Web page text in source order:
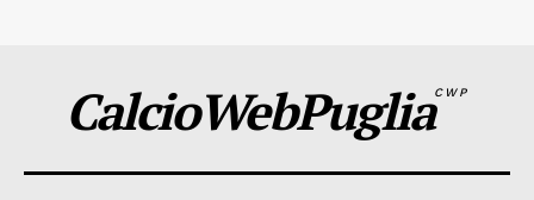
CalcioWebPugliaCWP